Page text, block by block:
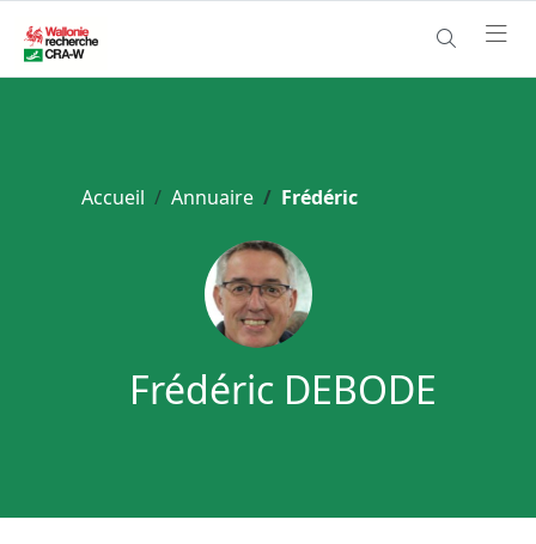
Accueil Annuaire Frédéric
Frédéric DEBODE